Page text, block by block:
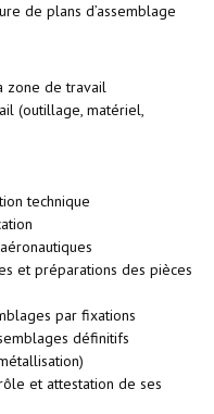
de plans d’assemblage
zone de travail
(outillage, matériel,
technique
et préparations des pièces
par fixations
définitifs
et attestation de ses